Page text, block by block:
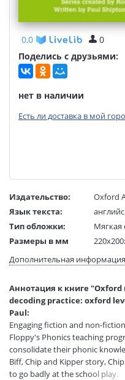
0,0
0
Поделись с друзьями:
нет в наличии
Есть ли доставка в мой
Издательство:
Oxford
Язык текста:
Тип обложки:
Мягкая
Размеры в мм
Вес:
1 гр.
Код товара:
50095370
Артикул:
ISBN:
В продаже с:
Дополнительная информация
Аннотация к книге
decoding practice: oxford
Paul:
Engaging fiction and non-
Floppy's Phonics teaching
consolidate their phonic
Biff, Chip and Kipper story,
to go badly at the school play.